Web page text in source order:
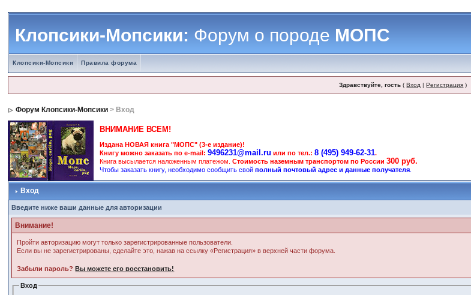
Клопсики-Мопсики:Форум о породеМОПС
Клопсики-Мопсики Правила форума
Здравствуйте, гость (Вход |Регистрация )
Форум Клопсики-Мопсики > Вход
ВНИМАНИЕ ВСЕМ!
Издана НОВАЯ книга "МОПС" (3-е издание)!
Книгу можно заказать по e-mail:9496231@mail.ru или по тел.:8 (495) 949-62-31.
Книга высылается наложенным платежом.Стоимость наземным транспортом по России300 руб.
Чтобы заказать книгу, необходимо сообщить свойполный почтовый адрес и данные получателя
Вход
Введите ниже ваши данные для авторизации
Внимание!
Пройти авторизацию могут только зарегистрированные пользователи.
Если вы не зарегистрированы, сделайте это, нажав на ссылку «Регистрация» в верхней части форума.
Забыли пароль?Вы можете его восстановить!
Вход